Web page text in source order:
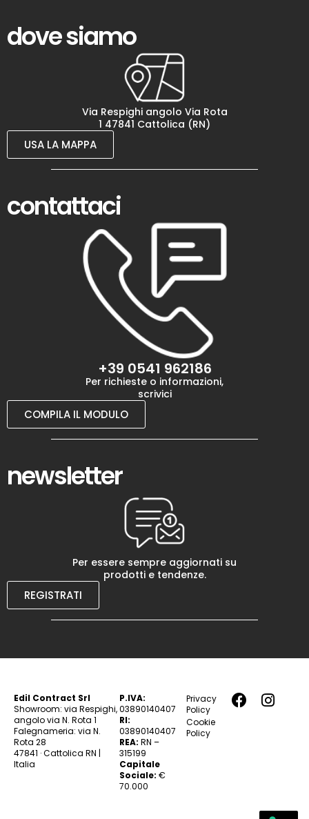
dove siamo
Via Respighi angolo Via Rota
1 47841 Cattolica (RN)
USA LA MAPPA
contattaci
+39 0541 962186
Per richieste o informazioni,
scrivici
COMPILA IL MODULO
newsletter
Per essere sempre aggiornati su
prodotti e tendenze.
REGISTRATI
Edil Contract Srl
Showroom: via Respighi,
angolo via N. Rota 1
Falegnameria: via N.
Rota 28
47841 · Cattolica RN |
Italia
P.IVA:
03890140407
RI:
03890140407
REA: RN –
315199
Capitale
Sociale: €
70.000
Privacy
Policy
Cookie
Policy